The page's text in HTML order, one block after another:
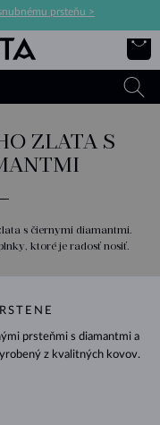
prsteňu >
ZLATA S
s čiernymi diamantmi.
ktoré je radosť nosiť.
prsteňmi s diamantmi a
z kvalitných kovov.